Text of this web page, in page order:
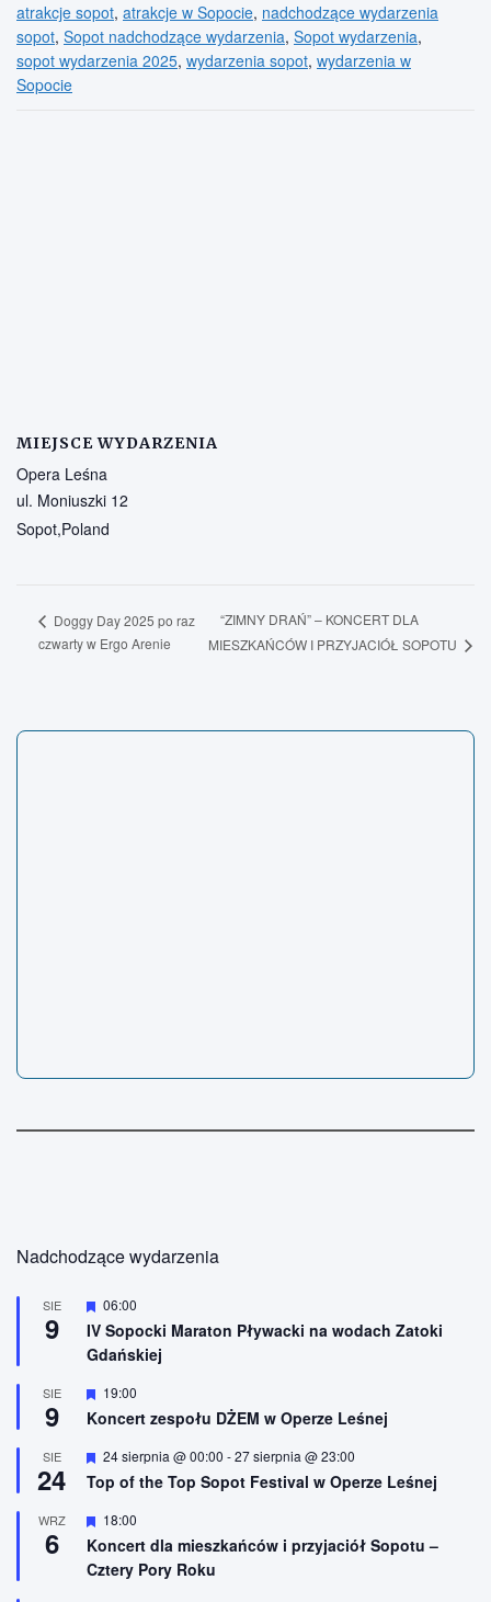
atrakcje sopot, atrakcje w Sopocie, nadchodzące wydarzenia
sopot, Sopot nadchodzące wydarzenia, Sopot wydarzenia,
sopot wydarzenia 2025, wydarzenia sopot, wydarzenia w
Sopocie
MIEJSCE WYDARZENIA
Opera Leśna
ul. Moniuszki 12
Sopot,Poland
Doggy Day 2025 po raz
czwarty w Ergo Arenie
“ZIMNY DRAŃ” – KONCERT DLA
MIESZKAŃCÓW I PRZYJACIÓŁ SOPOTU
Nadchodzące wydarzenia
SIE
9
W
y
r
ó
n
o
e
06:00
IV Sopocki Maraton Pływacki na wodach Zatoki
Gdańskiej
SIE
9
W
r
ż
n
o
n
e
19:00
Koncert zespołu DŻEM w Operze Leśnej
SIE
24
W
r
ż
n
o
24 sierpnia @ 00:00 -27 sierpnia @ 23:00
Top of the Top Sopot Festival w Operze Leśnej
WRZ
6
W
r
ó
18:00
Koncert dla mieszkańców i przyjaciół Sopotu –
Cztery Pory Roku